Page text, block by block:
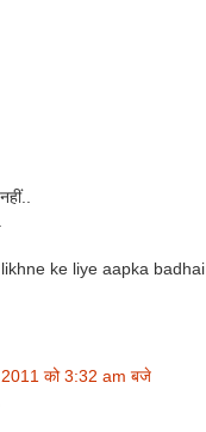
ke liye aapka badhai
को 3:32 am बजे